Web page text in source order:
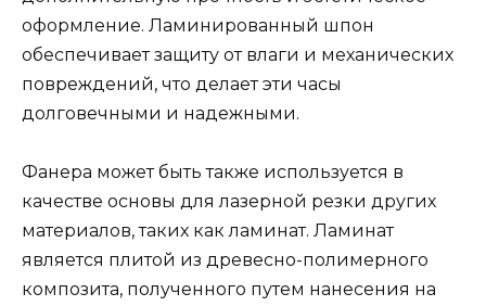
оформление. Ламинированный шпон
обеспечивает защиту от влаги и механических
повреждений, что делает эти часы
долговечными и надежными.
Фанера может быть также используется в
качестве основы для лазерной резки других
материалов, таких как ламинат. Ламинат
является плитой из древесно-полимерного
композита, полученного путем нанесения на